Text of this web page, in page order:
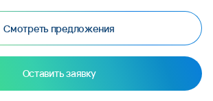
Смотреть предложения
Оставить заявку